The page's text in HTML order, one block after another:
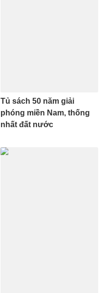
Tủ sách 50 năm giải
phóng miền Nam, thống
nhất đất nước